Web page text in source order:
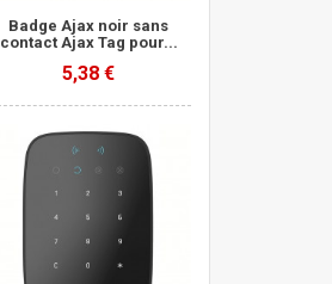
Badge Ajax noir sans
contact Ajax Tag pour...
5,38 €